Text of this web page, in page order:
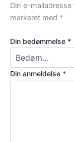
Din e-
markeret med *
Din bedømmelse *
Din anmeldelse *